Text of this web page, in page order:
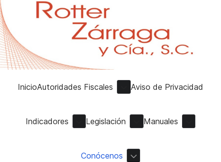
InicioAutoridades Fiscales Aviso de Privacidad
Indicadores Legislación Manuales
Conócenos